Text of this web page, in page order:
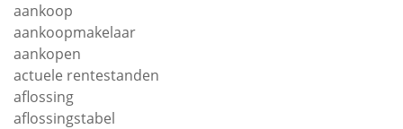
aankoop
aankoopmakelaar
aankopen
actuele rentestanden
aflossing
aflossingstabel